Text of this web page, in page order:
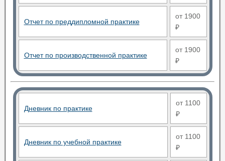
Отчет по преддипломной практике
от 1900
₽
Отчет по производственной практике
от 1900
₽
Дневник по практике
от 1100
₽
Дневник по учебной практике
от 1100
₽